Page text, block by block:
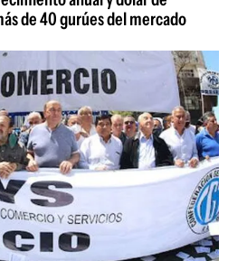
de 40 gurúes del mercado